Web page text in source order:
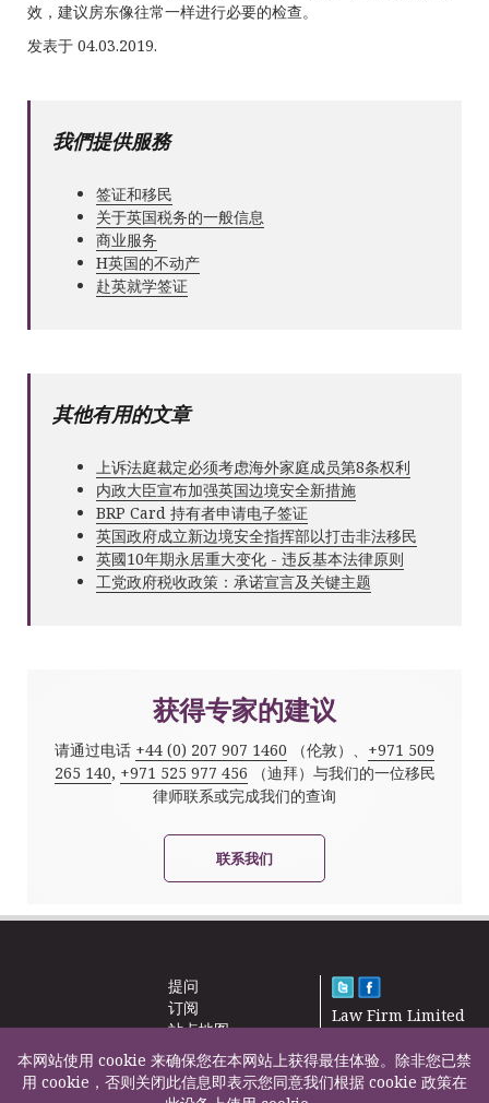
效，建议房东像往常一样进行必要的检查。
发表于 04.03.2019.
我們提供服務
签证和移民
关于英国税务的一般信息
商业服务
Н英国的不动产
赴英就学签证
其他有用的文章
上诉法庭裁定必须考虑海外家庭成员第8条权利
内政大臣宣布加强英国边境安全新措施
BRP Card 持有者申请电子签证
英国政府成立新边境安全指挥部以打击非法移民
英國10年期永居重大变化 - 违反基本法律原则
工党政府税收政策：承诺宣言及关键主题
获得专家的建议
请通过电话 +44 (0) 207 907 1460 （伦敦）、 +971 509
265 140, +971 525 977 456 （迪拜）与我们的一位移民
律师联系或完成我们的查询
联系我们
提问
订阅
站点地图
新闻
联系我们
Law Firm Limited
本网站使用 cookie 来确保您在本网站上获得最佳体验。除非您已禁
用 cookie，否则关闭此信息即表示您同意我们根据 cookie 政策在